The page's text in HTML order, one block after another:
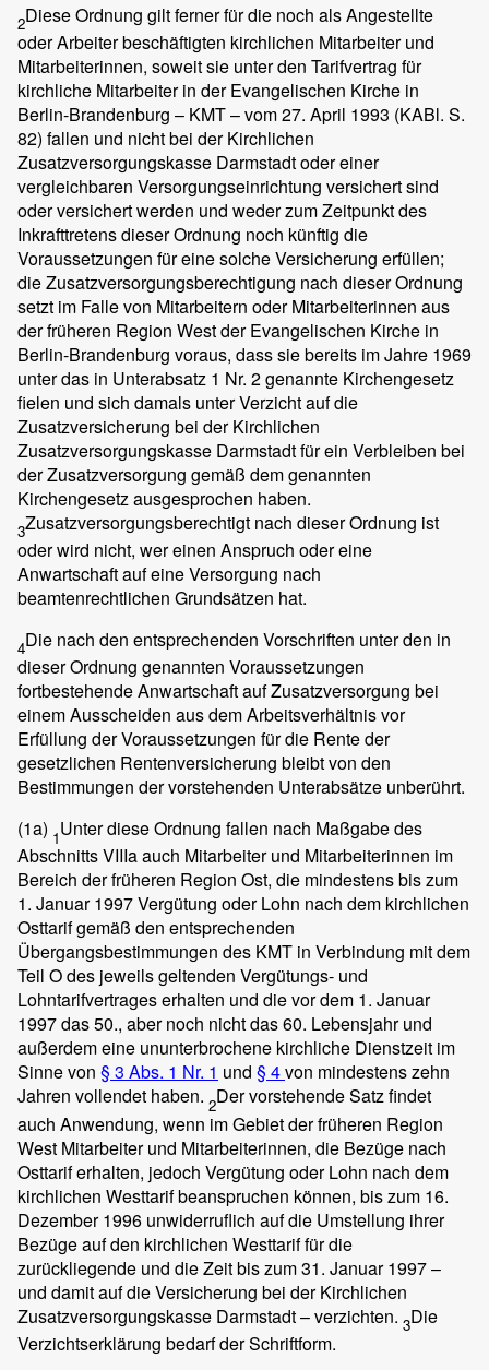
2Diese Ordnung gilt ferner für die noch als Angestellte
oder Arbeiter beschäftigten kirchlichen Mitarbeiter und
Mitarbeiterinnen, soweit sie unter den Tarifvertrag für
kirchliche Mitarbeiter in der Evangelischen Kirche in
Berlin-Brandenburg – KMT – vom 27. April 1993 (KABl. S.
82) fallen und nicht bei der Kirchlichen
Zusatzversorgungskasse Darmstadt oder einer
vergleichbaren Versorgungseinrichtung versichert sind
oder versichert werden und weder zum Zeitpunkt des
Inkrafttretens dieser Ordnung noch künftig die
Voraussetzungen für eine solche Versicherung erfüllen;
die Zusatzversorgungsberechtigung nach dieser Ordnung
setzt im Falle von Mitarbeitern oder Mitarbeiterinnen aus
der früheren Region West der Evangelischen Kirche in
Berlin-Brandenburg voraus, dass sie bereits im Jahre 1969
unter das in Unterabsatz 1 Nr. 2 genannte Kirchengesetz
fielen und sich damals unter Verzicht auf die
Zusatzversicherung bei der Kirchlichen
Zusatzversorgungskasse Darmstadt für ein Verbleiben bei
der Zusatzversorgung gemäß dem genannten
Kirchengesetz ausgesprochen haben.
3Zusatzversorgungsberechtigt nach dieser Ordnung ist
oder wird nicht, wer einen Anspruch oder eine
Anwartschaft auf eine Versorgung nach
beamtenrechtlichen Grundsätzen hat.
4Die nach den entsprechenden Vorschriften unter den in
dieser Ordnung genannten Voraussetzungen
fortbestehende Anwartschaft auf Zusatzversorgung bei
einem Ausscheiden aus dem Arbeitsverhältnis vor
Erfüllung der Voraussetzungen für die Rente der
gesetzlichen Rentenversicherung bleibt von den
Bestimmungen der vorstehenden Unterabsätze unberührt.
(1a) 1Unter diese Ordnung fallen nach Maßgabe des
Abschnitts VIIIa auch Mitarbeiter und Mitarbeiterinnen im
Bereich der früheren Region Ost, die mindestens bis zum
1. Januar 1997 Vergütung oder Lohn nach dem kirchlichen
Osttarif gemäß den entsprechenden
Übergangsbestimmungen des KMT in Verbindung mit dem
Teil O des jeweils geltenden Vergütungs- und
Lohntarifvertrages erhalten und die vor dem 1. Januar
1997 das 50., aber noch nicht das 60. Lebensjahr und
außerdem eine ununterbrochene kirchliche Dienstzeit im
Sinne von § 3 Abs. 1 Nr. 1 und § 4von mindestens zehn
Jahren vollendet haben. 2Der vorstehende Satz findet
auch Anwendung, wenn im Gebiet der früheren Region
West Mitarbeiter und Mitarbeiterinnen, die Bezüge nach
Osttarif erhalten, jedoch Vergütung oder Lohn nach dem
kirchlichen Westtarif beanspruchen können, bis zum 16.
Dezember 1996 unwiderruflich auf die Umstellung ihrer
Bezüge auf den kirchlichen Westtarif für die
zurückliegende und die Zeit bis zum 31. Januar 1997 –
und damit auf die Versicherung bei der Kirchlichen
Zusatzversorgungskasse Darmstadt – verzichten. 3Die
Verzichtserklärung bedarf der Schriftform.